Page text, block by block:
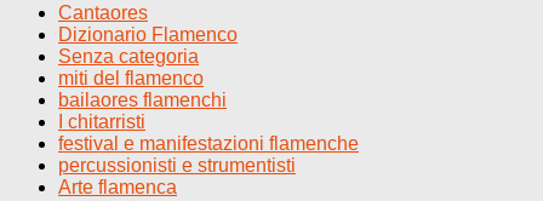
Cantaores
Dizionario Flamenco
Senza categoria
miti del flamenco
bailaores flamenchi
I chitarristi
festival e manifestazioni flamenche
percussionisti e strumentisti
Arte flamenca